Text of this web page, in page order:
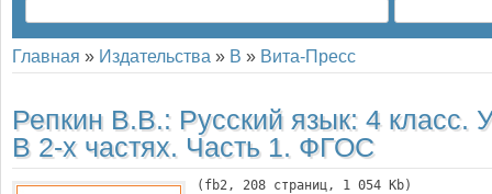
Главная » Издательства » В » Вита-Пресс
Репкин В.В.: Русский язык: 4 класс.
В 2-х частях. Часть 1. ФГОС
( fb2, 208 страниц, 1 054 Kb)